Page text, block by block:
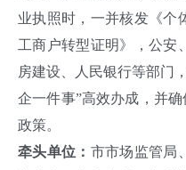
业执照时，一并核发《个
工商户转型证明》，公安
房建设、人民银行等部门
企一件事”高效办成，并
政策。
牵头单位： 市市场监管局